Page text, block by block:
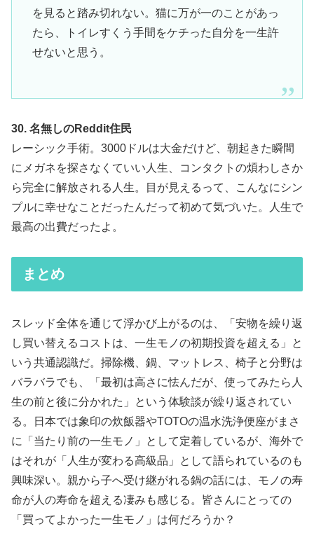
を見ると踏み切れない。猫に万が一のことがあっ
たら、トイレすくう手間をケチった自分を一生許
せないと思う。
30. 名無しのReddit住民
レーシック手術。3000ドルは大金だけど、朝起きた瞬間
にメガネを探さなくていい人生、コンタクトの煩わしさか
ら完全に解放される人生。目が見えるって、こんなにシン
プルに幸せなことだったんだって初めて気づいた。人生で
最高の出費だったよ。
まとめ
スレッド全体を通じて浮かび上がるのは、「安物を繰り返
し買い替えるコストは、一生モノの初期投資を超える」と
いう共通認識だ。掃除機、鍋、マットレス、椅子と分野は
バラバラでも、「最初は高さに怯んだが、使ってみたら人
生の前と後に分かれた」という体験談が繰り返されてい
る。日本では象印の炊飯器やTOTOの温水洗浄便座がまさ
に「当たり前の一生モノ」として定着しているが、海外で
はそれが「人生が変わる高級品」として語られているのも
興味深い。親から子へ受け継がれる鍋の話には、モノの寿
命が人の寿命を超える凄みも感じる。皆さんにとっての
「買ってよかった一生モノ」は何だろうか？